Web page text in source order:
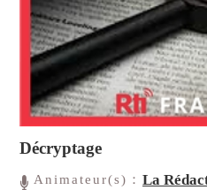
Décryptage
Animateur(s)：La